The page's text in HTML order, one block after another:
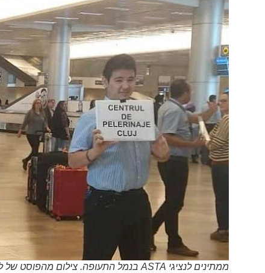
ממתינים לנציגי ASTA בנמל התעופה. צילום מהפוסט של לשכת מארגני התיירות הנכנסת לישראל